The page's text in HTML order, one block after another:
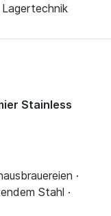
Lagertechnik
Stainless
·
Stahl ·